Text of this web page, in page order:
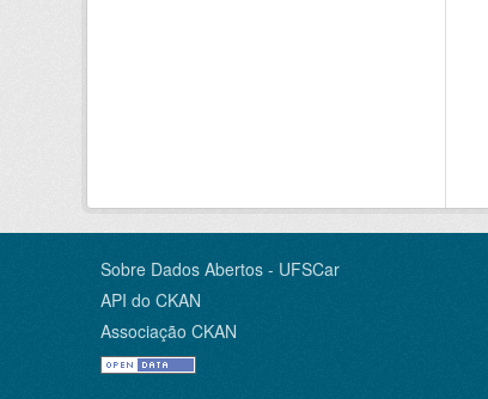
Sobre Dados Abertos - UFSCar
API do CKAN
Associação CKAN